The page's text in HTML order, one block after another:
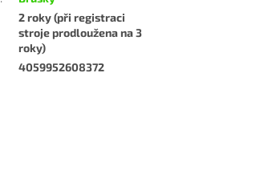
2 roky (při registraci
stroje prodloužena na 3
roky)
4059952608372